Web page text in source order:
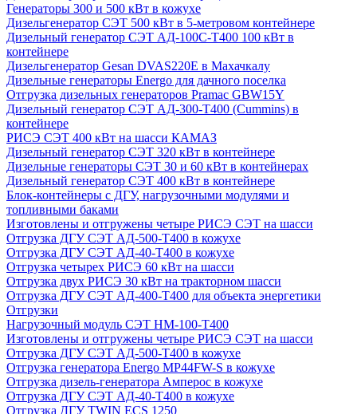
Генераторы 300 и 500 кВт в кожухе
Дизельгенератор СЭТ 500 кВт в 5-метровом контейнере
Дизельный генератор СЭТ АД-100С-Т400 100 кВт в
контейнере
Дизельгенератор Gesan DVAS220E в Махачкалу
Дизельные генераторы Energo для дачного поселка
Отгрузка дизельных генераторов Pramac GВW15Y
Дизельный генератор СЭТ АД-300-Т400 (Cummins) в
контейнере
РИСЭ СЭТ 400 кВт на шасси КАМАЗ
Дизельный генератор СЭТ 320 кВт в контейнере
Дизельные генераторы СЭТ 30 и 60 кВт в контейнерах
Дизельный генератор СЭТ 400 кВт в контейнере
Блок-контейнеры с ДГУ, нагрузочными модулями и
топливными баками
Изготовлены и отгружены четыре РИСЭ СЭТ на шасси
Отгрузка ДГУ СЭТ АД-500-Т400 в кожухе
Отгрузка ДГУ СЭТ АД-40-Т400 в кожухе
Отгрузка четырех РИСЭ 60 кВт на шасси
Отгрузка двух РИСЭ 30 кВт на тракторном шасси
Отгрузка ДГУ СЭТ АД-400-Т400 для объекта энергетики
Отгрузки
Нагрузочный модуль СЭТ НМ-100-Т400
Изготовлены и отгружены четыре РИСЭ СЭТ на шасси
Отгрузка ДГУ СЭТ АД-500-Т400 в кожухе
Отгрузка генератора Energo MP44FW-S в кожухе
Отгрузка дизель-генератора Амперос в кожухе
Отгрузка ДГУ СЭТ АД-40-Т400 в кожухе
Отгрузка ДГУ TWIN ECS 1250